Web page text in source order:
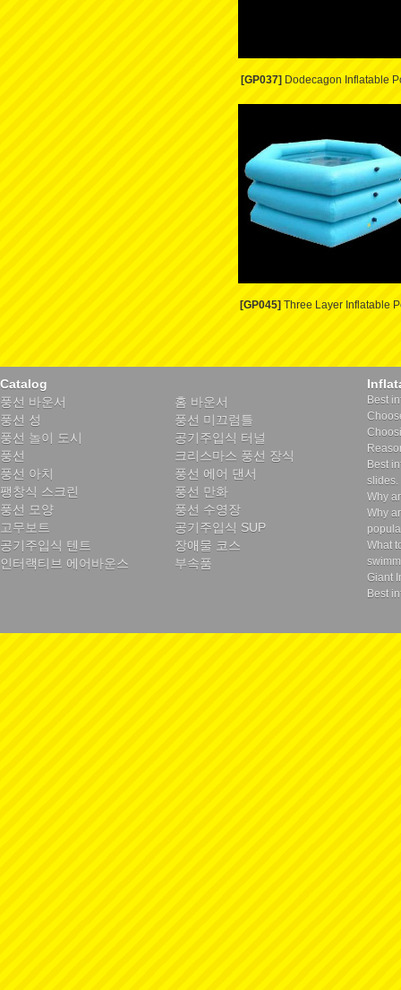
[GP037] Dodecagon Inflatable
[GP045] Three Layer Inflatable
Catalog
풍선 바운서
홈 바운서
풍선 성
풍선 미끄럼틀
풍선 놀이 도시
공기주입식 터널
풍선
크리스마스 풍선 장식
풍선 아치
풍선 에어 댄서
팽창식 스크린
풍선 만화
풍선 모양
풍선 수영장
고무보트
공기주입식 SUP
공기주입식 텐트
장애물 코스
인터랙티브 에어바운스
부속품
Best
Best
slides.
Why
Why
What
Giant
Best